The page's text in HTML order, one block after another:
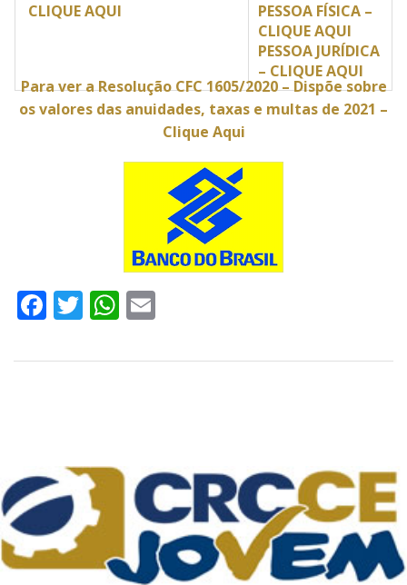
CLIQUE AQUI
PESSOA FÍSICA –
CLIQUE AQUI
PESSOA JURÍDICA
– CLIQUE AQUI
Para ver a Resolução CFC 1605/2020 – Dispõe sobre
os valores das anuidades, taxas e multas de 2021 –
Clique Aqui
Facebook
TwitterWhatsApp